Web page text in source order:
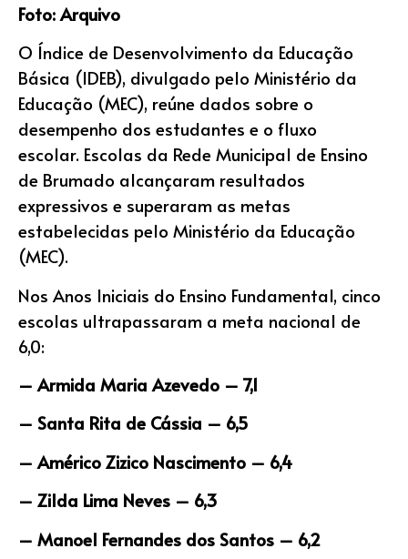
Foto: Arquivo
O Índice de Desenvolvimento da Educação
Básica (IDEB), divulgado pelo Ministério da
Educação (MEC), reúne dados sobre o
desempenho dos estudantes e o fluxo
escolar. Escolas da Rede Municipal de Ensino
de Brumado alcançaram resultados
expressivos e superaram as metas
estabelecidas pelo Ministério da Educação
(MEC).
Nos Anos Iniciais do Ensino Fundamental, cinco
escolas ultrapassaram a meta nacional de
6,0:
– Armida Maria Azevedo – 7,1
– Santa Rita de Cássia – 6,5
– Américo Zizico Nascimento – 6,4
– Zilda Lima Neves – 6,3
– Manoel Fernandes dos Santos – 6,2